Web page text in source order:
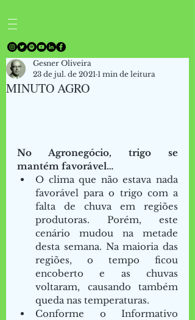
MINUTO AGRO
Gesner Oliveira
23 de jul. de 2021 1 min de leitura
No Agronegócio, trigo se
mantém favorável…
O clima que não estava nada
favorável para o trigo com a
falta de chuva em regiões
produtoras. Porém, este
cenário mudou na metade
desta semana. Na maioria das
regiões, o tempo ficou
encoberto e as chuvas
voltaram, causando também
queda nas temperaturas.
Conforme o Informativo